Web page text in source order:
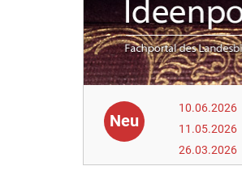
e
:
Neu
10.06.2026
11.05.2026
26.03.2026